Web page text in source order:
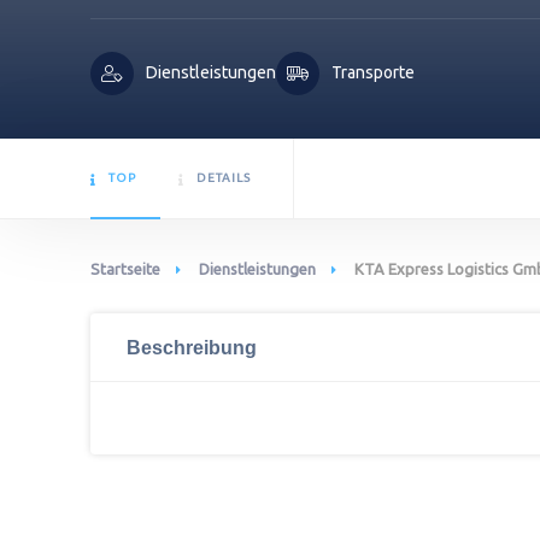
Dienstleistungen Transporte
TOP DETAILS
Startseite Dienstleistungen KTA Express Logistics
Beschreibung